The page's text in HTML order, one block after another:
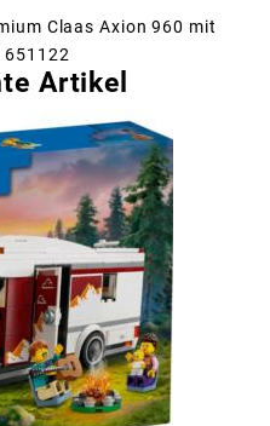
Claas Axion 960 mit
Artikel